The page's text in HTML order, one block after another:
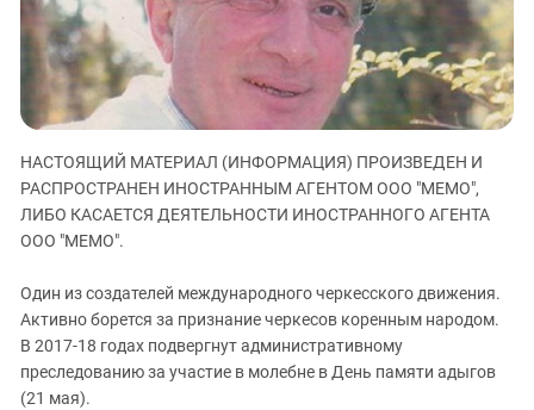
ЗАСТАВЛЯЕТ
КАВКАЗ ЗА ПАЛЕСТИНУ
ИНАКОМЫСЛИЕ В ЧЕЧНЕ
ПРЕСЛЕДОВАНИЕ АКТИВИСТОВ
МОБИЛИЗАЦИЯ И ПРОТЕСТЫ
Дагестан
Ингушетия
Кабардино-Балкария
Калмыкия
Карачаево-Черкесия
Краснодарский край
Нагорный Карабах
Ростовская область
Северная Осетия - Алания
СКФО
НАСТОЯЩИЙ МАТЕРИАЛ (ИНФОРМАЦИЯ) ПРОИЗВЕДЕН И
РАСПРОСТРАНЕН ИНОСТРАННЫМ АГЕНТОМ ООО "МЕМО",
ЛИБО КАСАЕТСЯ ДЕЯТЕЛЬНОСТИ ИНОСТРАННОГО АГЕНТА
ООО "МЕМО".
Один из создателей международного черкесского движения.
Активно борется за признание черкесов коренным народом.
В 2017-18 годах подвергнут административному
преследованию за участие в молебне в День памяти адыгов
(21 мая).